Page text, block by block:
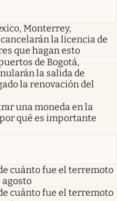
Monterrey,
la licencia de
que hagan esto
de Bogotá,
la salida de
la renovación del
una moneda en la
qué es importante
cuánto fue el terremoto
agosto
cuánto fue el terremoto